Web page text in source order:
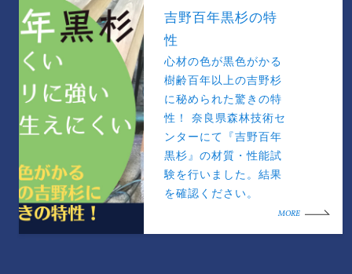
吉野百年黒杉の特
性
心材の色が黒色がかる
樹齢百年以上の吉野杉
に秘められた驚きの特
性！ 奈良県森林技術セ
ンターにて『吉野百年
黒杉』の材質・性能試
験を行いました。結果
を確認ください。
MORE